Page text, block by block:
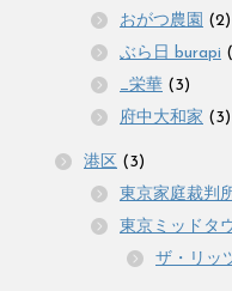
おがつ農園 (2)
ぶら日 burapi
_栄華 (3)
府中大和家 (3)
港区 (3)
東京家庭裁判
東京ミッドタ
ザ・リッ